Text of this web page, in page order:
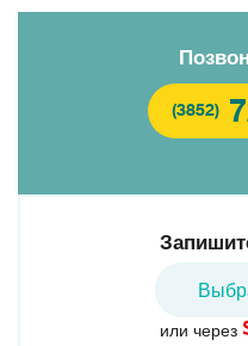
(3852)
или через